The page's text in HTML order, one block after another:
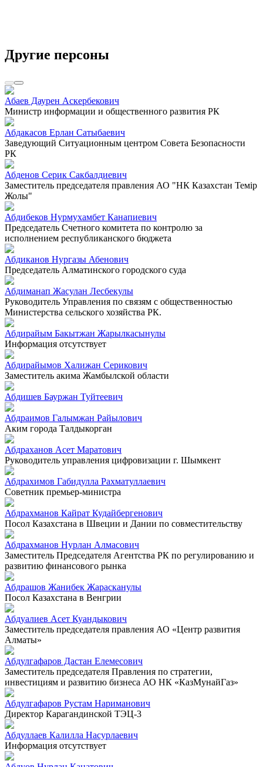
Другие персоны
Абаев Даурен Аскербекович
Министр информации и общественного развития РК
Абдакасов Ерлан Сатыбаевич
Заведующий Ситуационным центром Совета Безопасности
РК
Абденов Серик Сакбалдиевич
Заместитель председателя правления АО "НК Казахстан Темiр
Жолы"
Абдибеков Нурмухамбет Канапиевич
Председатель Счетного комитета по контролю за
исполнением республиканского бюджета
Абдиканов Нургазы Абенович
Председатель Алматинского городского суда
Абдиманап Жасулан Лесбекулы
Руководитель Управления по связям с общественностью
Министерства сельского хозяйства РК.
Абдирайым Бакытжан Жарылкасынулы
Информация отсутствует
Абдирайымов Халижан Серикович
Заместитель акима Жамбылской области
Абдишев Бауржан Туйтеевич
Абдраимов Галымжан Райылович
Аким города Талдыкорган
Абдраханов Асет Маратович
Руководитель управления цифровизации г. Шымкент
Абдрахимов Габидулла Рахматуллаевич
Советник премьер-министра
Абдрахманов Кайрат Кудайбергенович
Посол Казахстана в Швеции и Дании по совместительству
Абдрахманов Нурлан Алмасович
Заместитель Председателя Агентства РК по регулированию и
развитию финансового рынка
Абдрашов Жанибек Жарасканулы
Посол Казахстана в Венгрии
Абдуалиев Асет Куандыкович
Заместитель председателя правления АО «Центр развития
Алматы»
Абдулгафаров Дастан Елемесович
Заместитель председателя Правления по стратегии,
инвестициям и развитию бизнеса АО НК «КазМунайГаз»
Абдулгафаров Рустам Нариманович
Директор Карагандинской ТЭЦ-3
Абдуллаев Калилла Насурлаевич
Информация отсутствует